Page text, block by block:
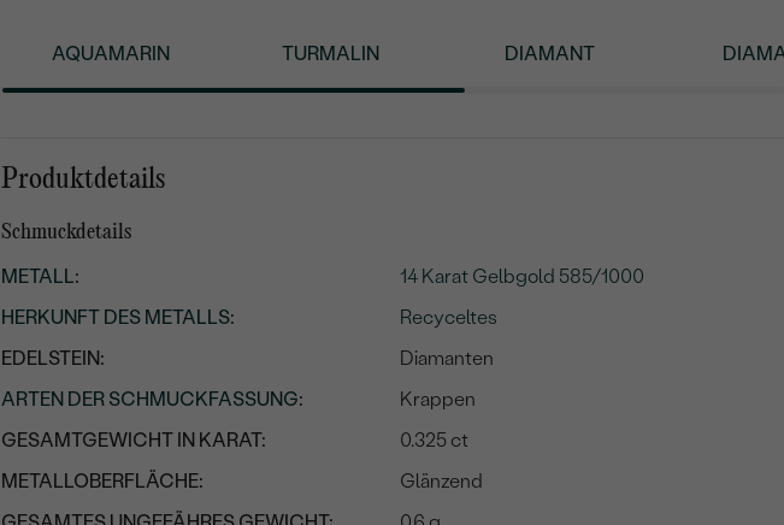
AQUAMARIN TURMALIN DIAMANT
Produktdetails
Schmuckdetails
METALL:
14 Karat Gelbgold 585/1000
HERKUNFT DES METALLS:
Recyceltes
EDELSTEIN:
Diamanten
ARTEN DER SCHMUCKFASSUNG:
Krappen
GESAMTGEWICHT IN KARAT:
0.325 ct
METALLOBERFLÄCHE:
Glänzend